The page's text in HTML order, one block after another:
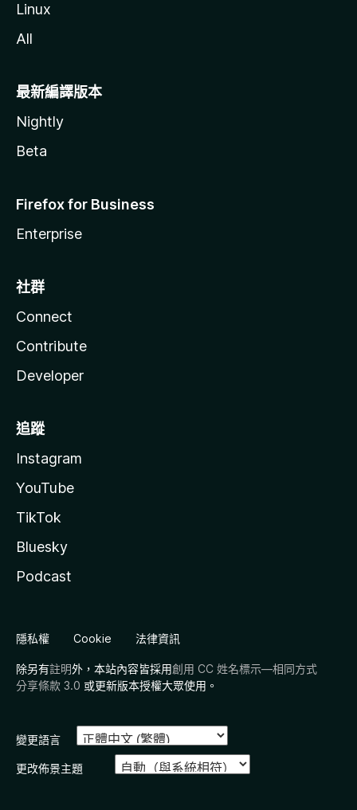
Linux
All
最新編譯版本
Nightly
Beta
Firefox for Business
Enterprise
社群
Connect
Contribute
Developer
追蹤
Instagram
YouTube
TikTok
Bluesky
Podcast
隱私權 Cookie 法律資訊
除另有註明外，本站內容皆採用創用 CC 姓名標示—相同方式
分享條款 3.0 或更新版本授權大眾使用。
變更語言
更改佈景主題